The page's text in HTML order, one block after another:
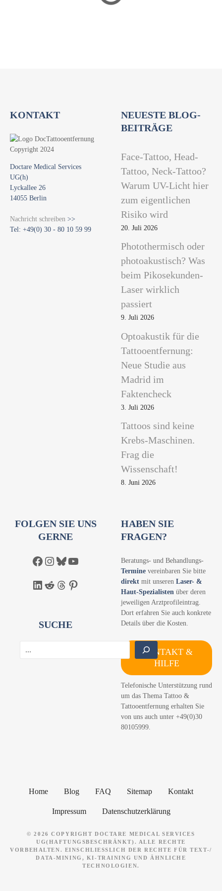
KONTAKT
Doctare Medical Services
UG(h)
Lyckallee 26
14055 Berlin
Nachricht schreiben >>
Tel: +49(0) 30 - 80 10 59 99
NEUESTE BLOG-
BEITRÄGE
Face-Tattoo, Head-
Tattoo, Neck-Tattoo?
Warum UV-Licht hier
zum eigentlichen
Risiko wird
20. Juli 2026
Photothermisch oder
photoakustisch? Was
beim Pikosekunden-
Laser wirklich
passiert
9. Juli 2026
Optoakustik für die
Tattooentfernung:
Neue Studie aus
Madrid im
Faktencheck
3. Juli 2026
Tattoos sind keine
Krebs-Maschinen.
Frag die
Wissenschaft!
8. Juni 2026
FOLGEN SIE UNS
GERNE
Facebook Instagram Bluesky YouTube
LinkedIn Reddit Threads Pinterest
SUCHE
HABEN SIE
FRAGEN?
Beratungs- und Behandlungs-
Termine vereinbaren Sie bitte
direkt mit unseren Laser- &
Haut-Spezialisten über deren
jeweiligen Arztprofileintrag.
Dort erfahren Sie auch konkrete
Details über die Kosten.
KONTAKT &
HILFE
Telefonische Unterstützung rund
um das Thema Tattoo &
Tattooentfernung erhalten Sie
von uns auch unter +49(0)30
80105999.
Home Blog FAQ Sitemap Kontakt
Impressum Datenschutzerklärung
© 2026 COPYRIGHT DOCTARE MEDICAL SERVICES
UG(HAFTUNGSBESCHRÄNKT). ALLE RECHTE
VORBEHALTEN. EINSCHLIESSLICH DER RECHTE FÜR TEXT-/ D
ATA-MINING, KI-TRAINING UND ÄHNLICHE T
ECHNOLOGIEN.